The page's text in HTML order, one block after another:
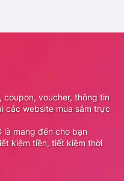
coupon, voucher, thông tin
các website mua sắm trực
là mang đến cho bạn
kiệm tiền, tiết kiệm thời